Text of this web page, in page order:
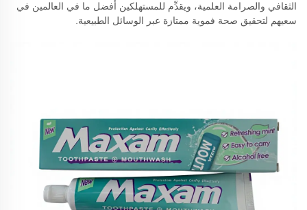
الثقافي والصرامة العلمية، ويقدِّم للمستهلكين أفضل ما في العالمين في
سعيهم لتحقيق صحة فموية ممتازة عبر الوسائل الطبيعية.